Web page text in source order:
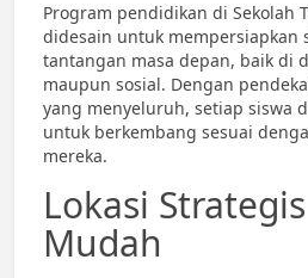
Program pendidikan di Sekolah
didesain untuk mempersiapkan
tantangan masa depan, baik di
maupun sosial. Dengan
yang menyeluruh, setiap siswa
untuk berkembang sesuai
mereka.
Lokasi
Mudah